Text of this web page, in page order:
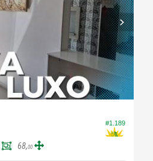
#1.189
68,00